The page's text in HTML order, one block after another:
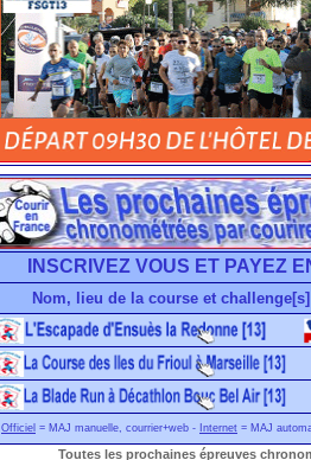
INSCRIVEZ VOUS ET PAYEZ
Nom, lieu de la course et challenge[s]
Officiel = MAJ manuelle, courrier+web - Internet = MAJ
Toutes les prochaines épreuves